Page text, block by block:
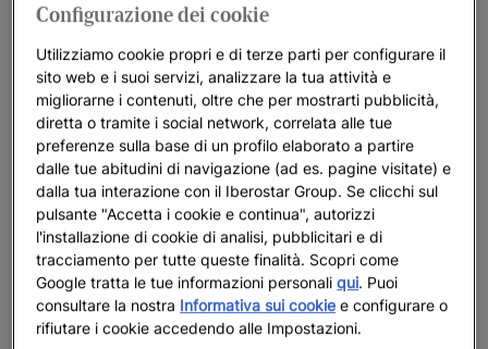
Sconti fino al 30% presso hotel selezionati
Offerte dell’ultimo minuto
Scoprire di più
Sconti fino al
Nuovo hotel:
Scoprire di più
Configurazione dei cookie
Utilizziamo cookie propri e di terze parti per configurare il
sito web e i suoi servizi, analizzare la tua attività e
migliorarne i contenuti, oltre che per mostrarti pubblicità,
diretta o tramite i social network, correlata alle tue
preferenze sulla base di un profilo elaborato a partire
dalle tue abitudini di navigazione (ad es. pagine visitate) e
dalla tua interazione con il Iberostar Group. Se clicchi sul
pulsante "Accetta i cookie e continua", autorizzi
l'installazione di cookie di analisi, pubblicitari e di
tracciamento per tutte queste finalità. Scopri come
Google tratta le tue informazioni personaliqui. Puoi
consultare la nostra Informativa sui cookie e configurare o
rifiutare i cookie accedendo alle Impostazioni.